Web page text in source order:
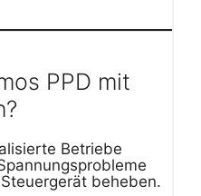
PPD mit
Betriebe
beheben.